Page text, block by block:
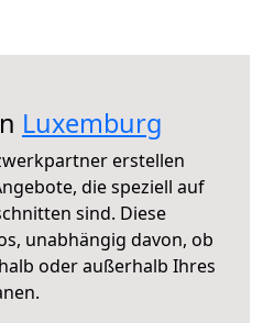
Luxemburg
erstellen
die speziell auf
sind. Diese
unabhängig davon, ob
oder außerhalb Ihres